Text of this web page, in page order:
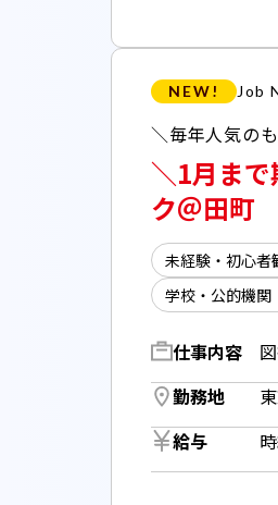
NEW! Job
＼1月ま
ク＠田町
未経験・初心者
学校・公的機関
仕事内容
勤務地
給与